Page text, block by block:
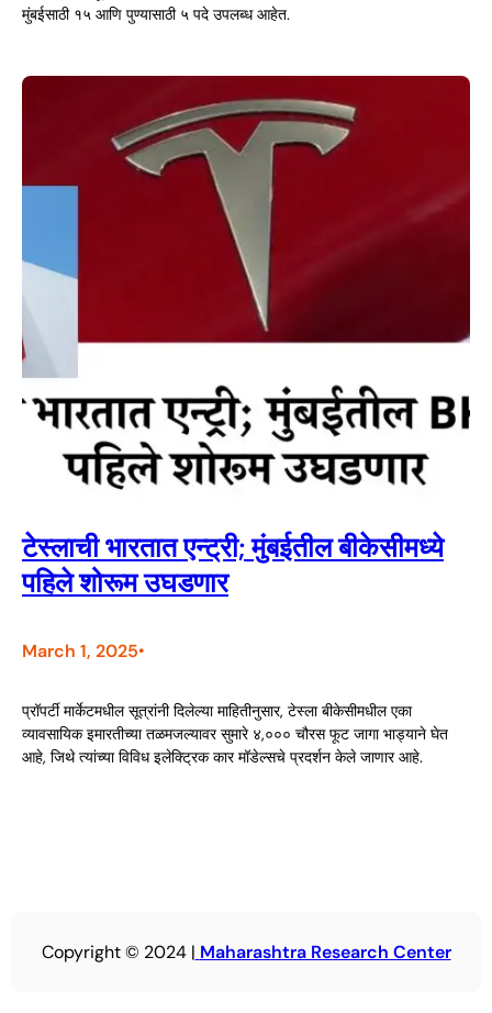
मुंबईसाठी १५ आणि पुण्यासाठी ५ पदे उपलब्ध आहेत.
टेस्लाची भारतात एन्ट्री; मुंबईतील बीकेसीमध्ये
पहिले शोरूम उघडणार
March 1, 2025•
प्रॉपर्टी मार्केटमधील सूत्रांनी दिलेल्या माहितीनुसार, टेस्ला बीकेसीमधील एका
व्यावसायिक इमारतीच्या तळमजल्यावर सुमारे ४,००० चौरस फूट जागा भाड्याने घेत
आहे, जिथे त्यांच्या विविध इलेक्ट्रिक कार मॉडेल्सचे प्रदर्शन केले जाणार आहे.
Copyright © 2024 | Maharashtra Research Center